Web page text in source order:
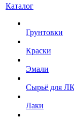
Каталог
Грунтовки
Краски
Эмали
Сырьё для
Лаки